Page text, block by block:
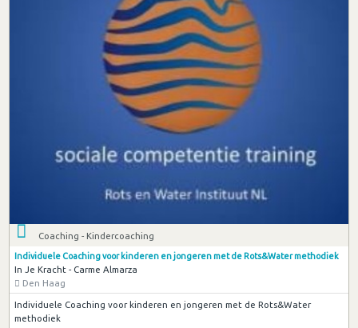
Coaching - Kindercoaching
Individuele Coaching voor kinderen en jongeren met de Rots&Water methodiek
In Je Kracht - Carme Almarza
Den Haag
Individuele Coaching voor kinderen en jongeren met de Rots&Water
methodiek